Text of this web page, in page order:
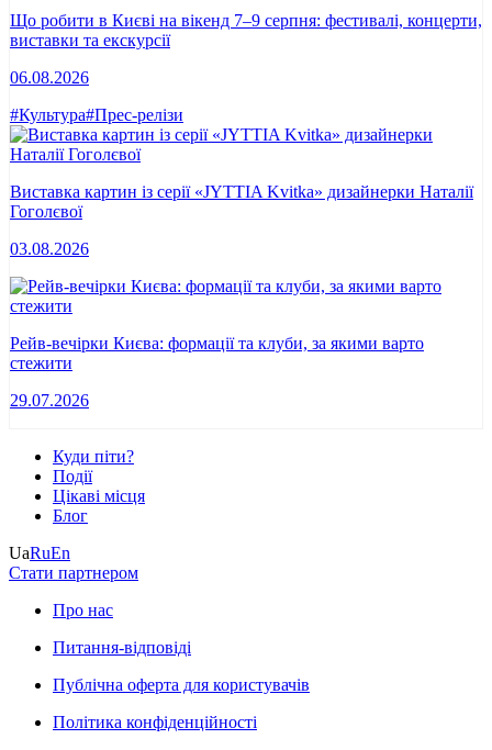
Що робити в Києві на вікенд 7–9 серпня: фестивалі, концерти,
виставки та екскурсії
06.08.2026
#Культура#Прес-релізи
Виставка картин із серії «JYTTIA Kvitka» дизайнерки Наталії
Гоголєвої
03.08.2026
Рейв-вечірки Києва: формації та клуби, за якими варто
стежити
29.07.2026
Куди піти?
Події
Цікаві місця
Блог
UaRuEn
Стати партнером
Про нас
Питання-відповіді
Публічна оферта для користувачів
Політика конфіденційності